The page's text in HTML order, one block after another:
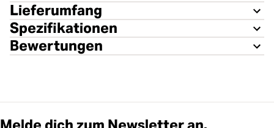
Lieferumfang
Spezifikationen
Bewertungen